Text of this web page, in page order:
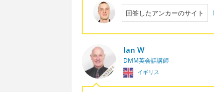
回答したアンカーのサイト
Ian W
DMM英会話講師
イギリス